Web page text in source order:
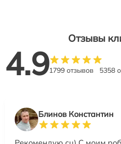
Отзывы
4.91799 отзывов 5358
Блинов Константин